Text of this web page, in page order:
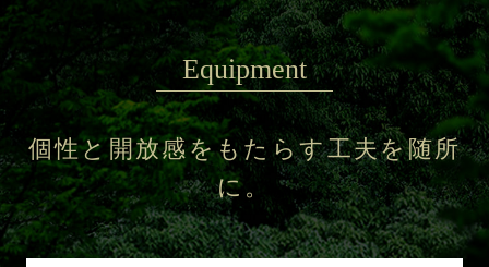
Equipment
個性と開放感をもたらす工夫を随所
に。